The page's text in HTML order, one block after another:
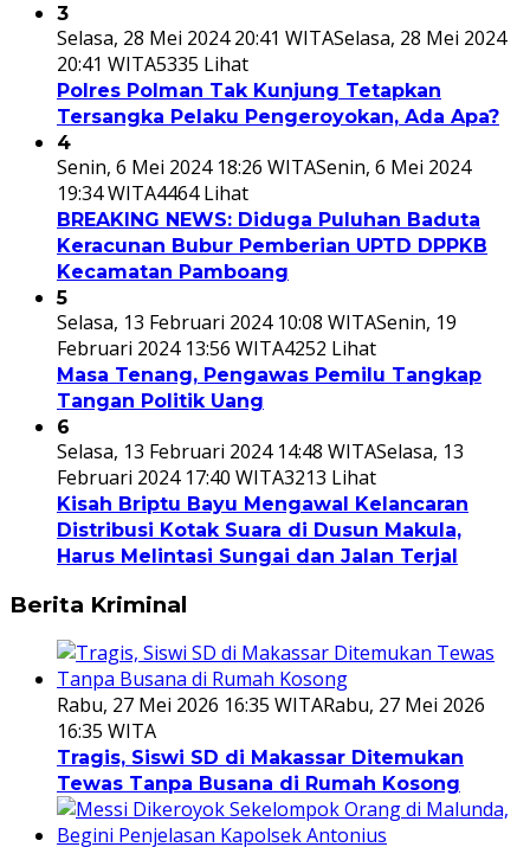
3
Selasa, 28 Mei 2024 20:41 WITASelasa, 28 Mei 2024
20:41 WITA5335 Lihat
Polres Polman Tak Kunjung Tetapkan
Tersangka Pelaku Pengeroyokan, Ada Apa?
4
Senin, 6 Mei 2024 18:26 WITASenin, 6 Mei 2024
19:34 WITA4464 Lihat
BREAKING NEWS: Diduga Puluhan Baduta
Keracunan Bubur Pemberian UPTD DPPKB
Kecamatan Pamboang
5
Selasa, 13 Februari 2024 10:08 WITASenin, 19
Februari 2024 13:56 WITA4252 Lihat
Masa Tenang, Pengawas Pemilu Tangkap
Tangan Politik Uang
6
Selasa, 13 Februari 2024 14:48 WITASelasa, 13
Februari 2024 17:40 WITA3213 Lihat
Kisah Briptu Bayu Mengawal Kelancaran
Distribusi Kotak Suara di Dusun Makula,
Harus Melintasi Sungai dan Jalan Terjal
Berita Kriminal
Rabu, 27 Mei 2026 16:35 WITARabu, 27 Mei 2026
16:35 WITA
Tragis, Siswi SD di Makassar Ditemukan
Tewas Tanpa Busana di Rumah Kosong